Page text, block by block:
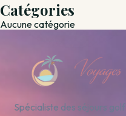
Catégories
Aucune catégorie
Spécialiste des séjours